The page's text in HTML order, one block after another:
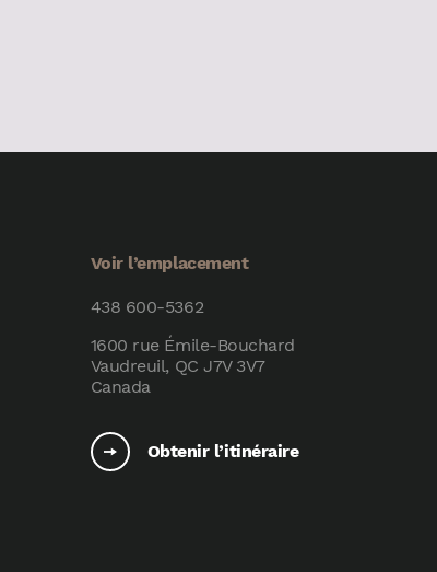
Voir l’emplacement
438 600-5362
1600 rue Émile-Bouchard
Vaudreuil, QC J7V 3V7
Canada
Obtenir l’itinéraire